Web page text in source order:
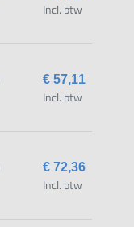
Incl. btw
€ 57,11
Incl. btw
€ 72,36
Incl. btw